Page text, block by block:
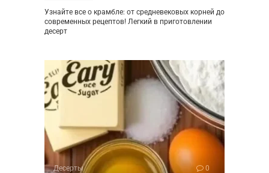
Узнайте все о крамбле: от средневековых корней до
современных рецептов! Легкий в приготовлении
десерт
Десерты 0